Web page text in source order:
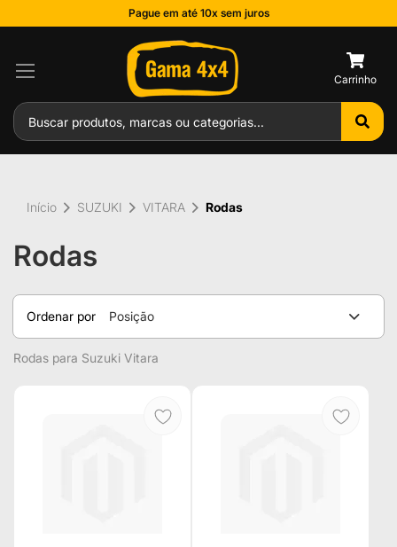
Pague em até 10x sem juros
Rodas
Ordenar por Posição
Rodas para Suzuki Vitara
Início SUZUKI VITARA Rodas